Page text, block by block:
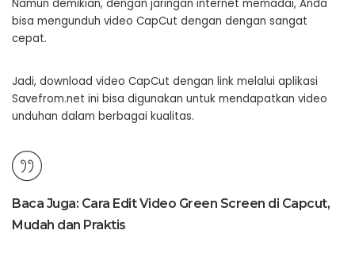
Namun demikian, dengan jaringan internet memadai, Anda
bisa mengunduh video CapCut dengan dengan sangat
cepat.
Jadi, download video CapCut dengan link melalui aplikasi
Savefrom.net ini bisa digunakan untuk mendapatkan video
unduhan dalam berbagai kualitas.
Baca Juga: Cara Edit Video Green Screen di Capcut,
Mudah dan Praktis